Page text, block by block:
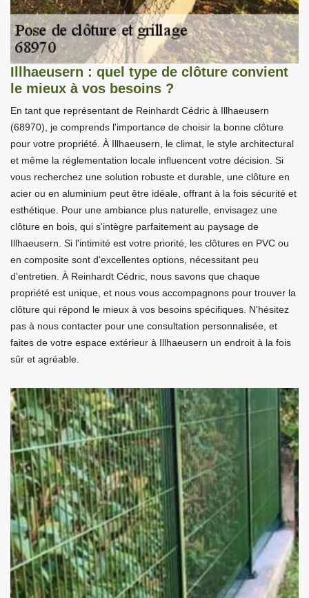
Illhaeusern : quel type de clôture convient
le mieux à vos besoins ?
En tant que représentant de Reinhardt Cédric à Illhaeusern
(68970), je comprends l'importance de choisir la bonne clôture
pour votre propriété. À Illhaeusern, le climat, le style architectural
et même la réglementation locale influencent votre décision. Si
vous recherchez une solution robuste et durable, une clôture en
acier ou en aluminium peut être idéale, offrant à la fois sécurité et
esthétique. Pour une ambiance plus naturelle, envisagez une
clôture en bois, qui s'intègre parfaitement au paysage de
Illhaeusern. Si l'intimité est votre priorité, les clôtures en PVC ou
en composite sont d'excellentes options, nécessitant peu
d'entretien. À Reinhardt Cédric, nous savons que chaque
propriété est unique, et nous vous accompagnons pour trouver la
clôture qui répond le mieux à vos besoins spécifiques. N'hésitez
pas à nous contacter pour une consultation personnalisée, et
faites de votre espace extérieur à Illhaeusern un endroit à la fois
sûr et agréable.